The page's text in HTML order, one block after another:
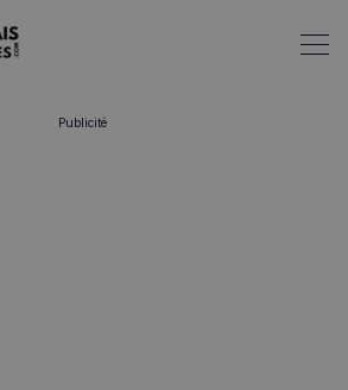
Publicité